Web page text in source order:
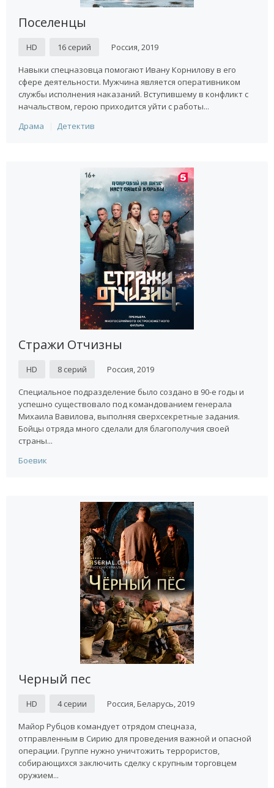
Поселенцы
HD 16 серий Россия, 2019
Навыки спецназовца помогают Ивану Корнилову в его
сфере деятельности. Мужчина является оперативником
службы исполнения наказаний. Вступившему в конфликт с
начальством, герою приходится уйти с работы...
Драма
Детектив
Стражи Отчизны
HD 8 серий Россия, 2019
Специальное подразделение было создано в 90-е годы и
успешно существовало под командованием генерала
Михаила Вавилова, выполняя сверхсекретные задания.
Бойцы отряда много сделали для благополучия своей
страны...
Боевик
Черный пес
HD 4 серии Россия, Беларусь, 2019
Майор Рубцов командует отрядом спецназа,
отправленным в Сирию для проведения важной и опасной
операции. Группе нужно уничтожить террористов,
собирающихся заключить сделку с крупным торговцем
оружием...